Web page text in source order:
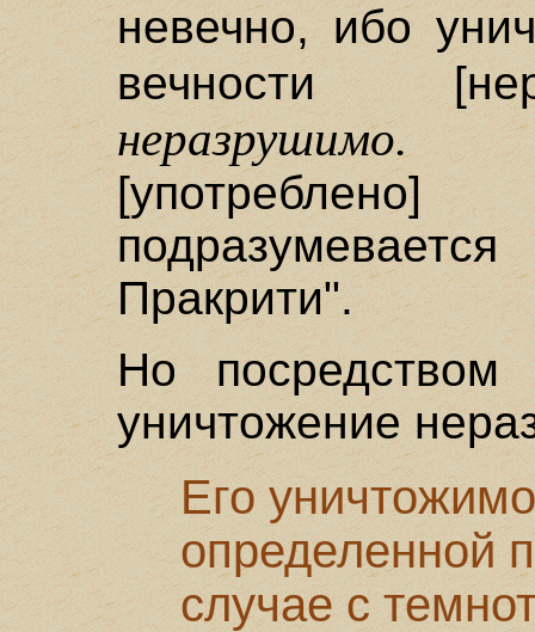
невечно, ибо
вечности
Пракрити".
Но посредством
уничтожение
Его
определенной
случае с